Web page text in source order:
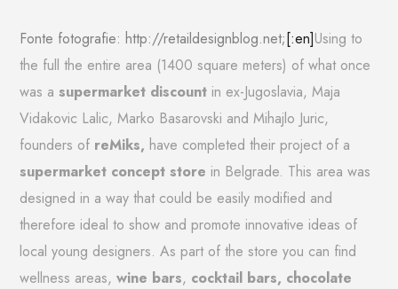
Fonte fotografie: http://retaildesignblog.net;[:en]Using to
the full the entire area (1400 square meters) of what once
was a supermarket discount in ex-Jugoslavia, Maja
Vidakovic Lalic, Marko Basarovski and Mihajlo Juric,
founders of reMiks, have completed their project of a
supermarket concept store in Belgrade. This area was
designed in a way that could be easily modified and
therefore ideal to show and promote innovative ideas of
local young designers. As part of the store you can find
wellness areas,wine bars, cocktail bars, chocolate